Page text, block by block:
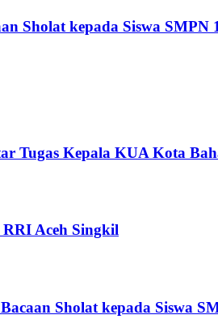
Sholat kepada Siswa SMPN
Tugas Kepala KUA Kota
Aceh Singkil
Sholat kepada Siswa